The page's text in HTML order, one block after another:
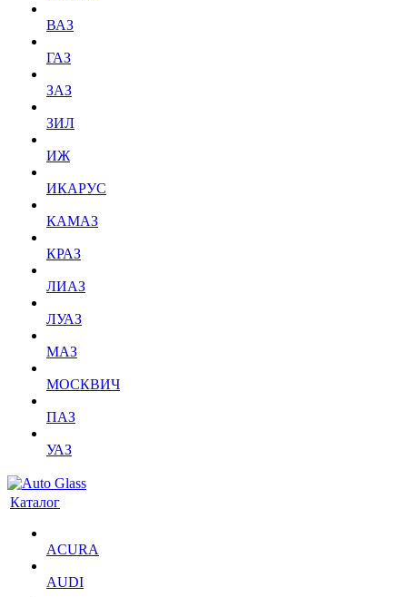
ВАЗ
ГАЗ
ЗАЗ
ЗИЛ
ИЖ
ИКАРУС
КАМАЗ
КРАЗ
ЛИАЗ
ЛУАЗ
МАЗ
МОСКВИЧ
ПАЗ
УАЗ
Каталог
ACURA
AUDI